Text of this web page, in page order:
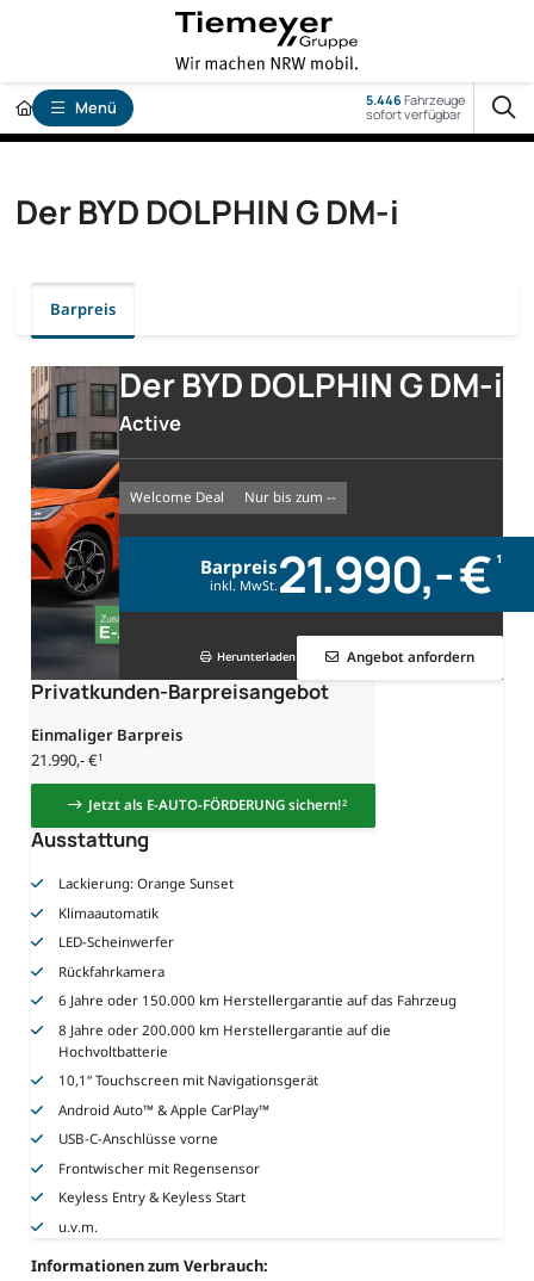
Menü 5.446Fahrzeuge
sofort verfügbar
Der BYD DOLPHIN G DM-i
Barpreis
Der BYD DOLPHIN G DM-i
Active
Welcome Deal nur bis zum --
Barpreis
inkl. MwSt. 21.990,- € 1
Herunterladen Angebot anfordern
Ausstattung
Lackierung: Orange Sunset
Klimaautomatik
LED-Scheinwerfer
Rückfahrkamera
6 Jahre oder 150.000 km Herstellergarantie auf das Fahrzeug
8 Jahre oder 200.000 km Herstellergarantie auf die
Hochvoltbatterie
10,1“ Touchscreen mit Navigationsgerät
Android Auto™ & Apple CarPlay™
USB-C-Anschlüsse vorne
Frontwischer mit Regensensor
Keyless Entry & Keyless Start
u.v.m.
Privatkunden-Barpreisangebot
Einmaliger Barpreis
21.990,- €1
Jetzt als E-AUTO-FÖRDERUNG sichern!2
Informationen zum Verbrauch: